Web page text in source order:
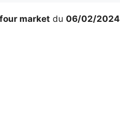
market du 06/02/2024